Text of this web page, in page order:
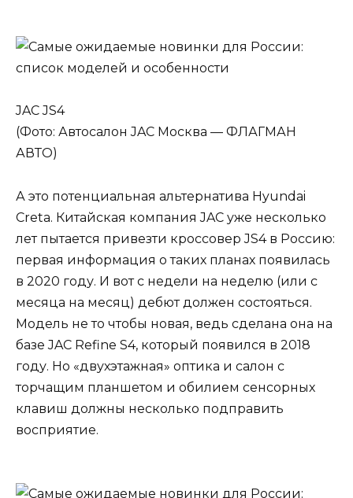
JAC JS4
(Фото: Автосалон JAC Москва — ФЛАГМАН
АВТО)
А это потенциальная альтернатива Hyundai
Creta. Китайская компания JAC уже несколько
лет пытается привезти кроссовер JS4 в Россию:
первая информация о таких планах появилась
в 2020 году. И вот с недели на неделю (или с
месяца на месяц) дебют должен состояться.
Модель не то чтобы новая, ведь сделана она на
базе JAC Refine S4, который появился в 2018
году. Но «двухэтажная» оптика и салон с
торчащим планшетом и обилием сенсорных
клавиш должны несколько подправить
восприятие.